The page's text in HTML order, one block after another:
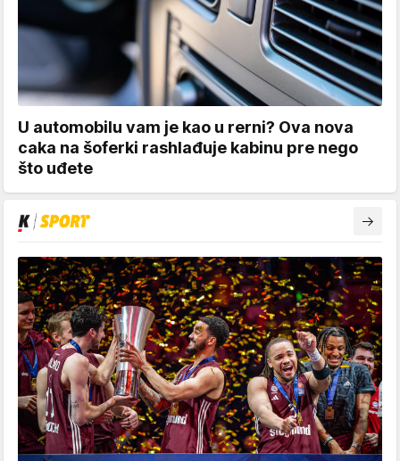
U automobilu vam je kao u rerni? Ova nova
caka na šoferki rashlađuje kabinu pre nego
što uđete